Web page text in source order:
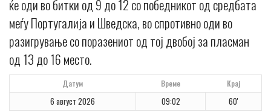
ќе оди во битки од 9 до 12 со победникот од средбата
меѓу Португалија и Шведска, во спротивно оди во
разигрување со поразениот од тој двобој за пласман
од 13 до 16 место.
Датум Време Крај
6 август 2026 09:02 60'